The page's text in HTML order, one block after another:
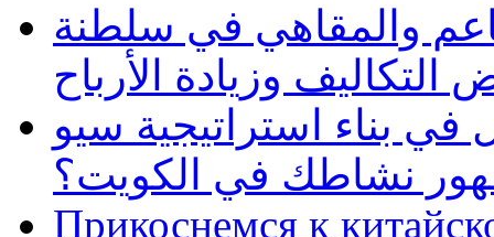
والمقاهي في سلطنة
وزيادة الأرباح
بناء استراتيجية سيو
نشاطك في الكويت؟
Прикоснемся к